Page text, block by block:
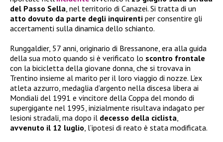
del Passo Sella, nel territorio di Canazei. Si tratta di un
atto dovuto da parte degli inquirenti per consentire gli
accertamenti sulla dinamica dello schianto.
Runggaldier, 57 anni, originario di Bressanone, era alla guida
della sua moto quando si è verificato lo scontro frontale
con la bicicletta della giovane donna, che si trovava in
Trentino insieme al marito per il loro viaggio di nozze. L’ex
atleta azzurro, medaglia d’argento nella discesa libera ai
Mondiali del 1991 e vincitore della Coppa del mondo di
supergigante nel 1995, inizialmente risultava indagato per
lesioni stradali, ma dopo il decesso della ciclista,
avvenuto il 12 luglio, l’ipotesi di reato è stata modificata.